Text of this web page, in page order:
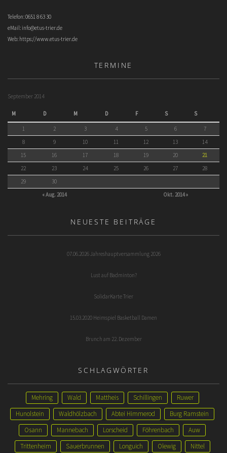
Telefon: 0651 8 63 30
eMail: info@etus-trier.de
Web: https://www.etus-trier.de
TERMINE
September 2014
M D M D F S S
« Aug. 2014 Okt. 2014 »
1 2 3 4 5 6
7
8
9 10 11 12 13
14
15
16 17 18 19 20
21
22
23 24 25 26 27
28
29
30
NEUESTE BEITRÄGE
07.06.2026 Jahreshauptversammlung 2026
Lust auf Badminton?
SolidarKarte Trier
15.03.2020 Heimspiel Basketball Damen
Brunch am 22. Dezember
SCHLAGWÖRTER
Mehring Wald Mattheis Schillingen
Ruwer
Hunolstein
Waldhölzbach Abtei Himmerod
Burg Ramstein
Osann
Mannebach Lorscheid Föhrenbach
Auw
Trittenheim
Sauerbrunnen Longuich Olewig Nittel